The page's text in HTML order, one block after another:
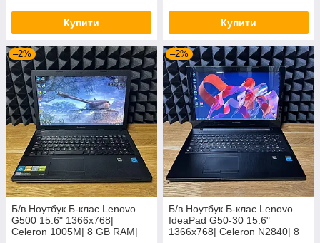
Купити Купити
–2%
Б/в Ноутбук Б-клас Lenovo
G500 15.6" 1366x768|
Celeron 1005M| 8 GB RAM|
–2%
Б/в Ноутбук Б-клас Lenovo
IdeaPad G50-30 15.6"
1366x768| Celeron N2840| 8